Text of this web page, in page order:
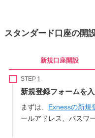
スタンダード口座の開
新規口座開設
STEP
新規登録フォームを
まずは、 Exnessの新規
ールアドレス、パスワ